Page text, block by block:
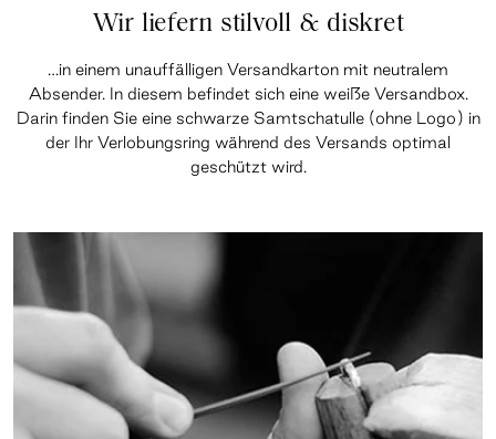
Wir liefern stilvoll & diskret
…in einem unauffälligen Versandkarton mit neutralem
Absender. In diesem befindet sich eine weiße Versandbox.
Darin finden Sie eine schwarze Samtschatulle (ohne Logo) in
der Ihr Verlobungsring während des Versands optimal
geschützt wird.